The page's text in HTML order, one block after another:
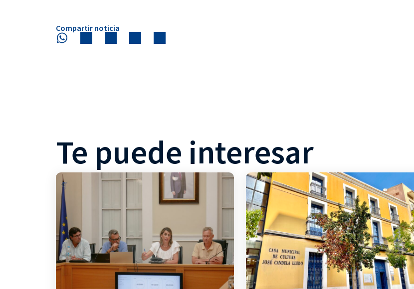
Compartir noticia
Te puede interesar